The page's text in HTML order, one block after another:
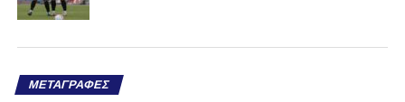
ΜΕΤΑΓΡΑΦΈΣ